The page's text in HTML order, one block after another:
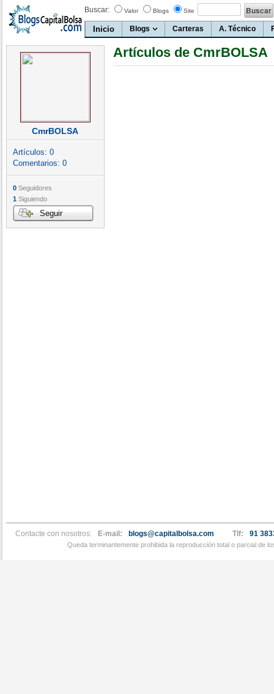
Buscar: Valor Blogs Site
Inicio Blogs Carteras A. Técnico
CmrBOLSA
Artículos: 0
Comentarios: 0
0 Seguidores
1 Siguiendo
Seguir
Artículos de CmrBOLSA
Contacte con nosotros: E-mail: blogs@capitalbolsa.com Tlf: 91
Queda terminantemente prohibida la reproducción total o parcial de